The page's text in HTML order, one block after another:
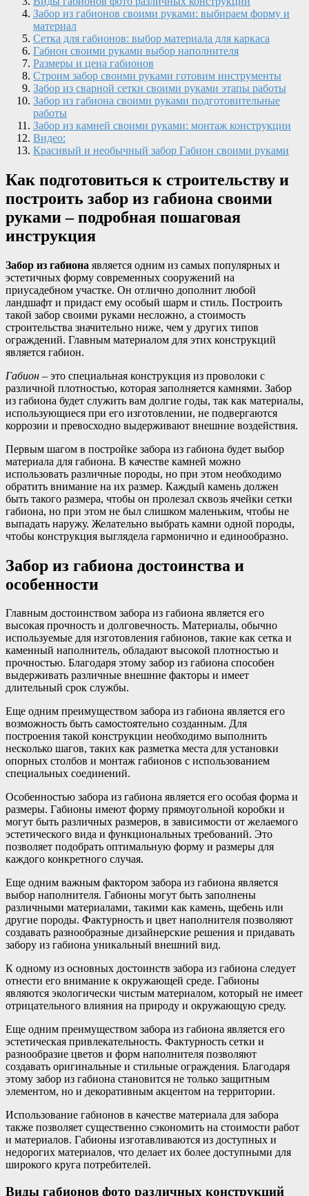
Забор из габионов своими руками: выбираем форму и
материал
Сетка для габионов: выбор материала для каркаса
Габион своими руками выбор наполнителя
Размеры и цена габионов
Строим забор своими руками готовим инструменты
Забор из сварной сетки своими руками этапы работы
Забор из габиона своими руками подготовительные
работы
Забор из камней своими руками: монтаж конструкции
Видео:
Красивый и необычный забор Габион своими руками
Как подготовиться к строительству и
построить забор из габиона своими
руками – подробная пошаговая
инструкция
Забор из габиона является одним из самых популярных и
эстетичных форму современных сооружений на
приусадебном участке. Он отлично дополнит любой
ландшафт и придаст ему особый шарм и стиль. Построить
такой забор своими руками несложно, а стоимость
строительства значительно ниже, чем у других типов
ограждений. Главным материалом для этих конструкций
является габион.
Габион – это специальная конструкция из проволоки с
различной плотностью, которая заполняется камнями. Забор
из габиона будет служить вам долгие годы, так как материалы,
использующиеся при его изготовлении, не подвергаются
коррозии и превосходно выдерживают внешние воздействия.
Первым шагом в постройке забора из габиона будет выбор
материала для габиона. В качестве камней можно
использовать различные породы, но при этом необходимо
обратить внимание на их размер. Каждый камень должен
быть такого размера, чтобы он пролезал сквозь ячейки сетки
габиона, но при этом не был слишком маленьким, чтобы не
выпадать наружу. Желательно выбрать камни одной породы,
чтобы конструкция выглядела гармонично и единообразно.
Забор из габиона достоинства и
особенности
Главным достоинством забора из габиона является его
высокая прочность и долговечность. Материалы, обычно
используемые для изготовления габионов, такие как сетка и
каменный наполнитель, обладают высокой плотностью и
прочностью. Благодаря этому забор из габиона способен
выдерживать различные внешние факторы и имеет
длительный срок службы.
Еще одним преимуществом забора из габиона является его
возможность быть самостоятельно созданным. Для
построения такой конструкции необходимо выполнить
несколько шагов, таких как разметка места для установки
опорных столбов и монтаж габионов с использованием
специальных соединений.
Особенностью забора из габиона является его особая форма и
размеры. Габионы имеют форму прямоугольной коробки и
могут быть различных размеров, в зависимости от желаемого
эстетического вида и функциональных требований. Это
позволяет подобрать оптимальную форму и размеры для
каждого конкретного случая.
Еще одним важным фактором забора из габиона является
выбор наполнителя. Габионы могут быть заполнены
различными материалами, такими как камень, щебень или
другие породы. Фактурность и цвет наполнителя позволяют
создавать разнообразные дизайнерские решения и придавать
забору из габиона уникальный внешний вид.
К одному из основных достоинств забора из габиона следует
отнести его внимание к окружающей среде. Габионы
являются экологически чистым материалом, который не имеет
отрицательного влияния на природу и окружающую среду.
Еще одним преимуществом забора из габиона является его
эстетическая привлекательность. Фактурность сетки и
разнообразие цветов и форм наполнителя позволяют
создавать оригинальные и стильные ограждения. Благодаря
этому забор из габиона становится не только защитным
элементом, но и декоративным акцентом на территории.
Использование габионов в качестве материала для забора
также позволяет существенно сэкономить на стоимости работ
и материалов. Габионы изготавливаются из доступных и
недорогих материалов, что делает их более доступными для
широкого круга потребителей.
Виды габионов фото различных конструкций